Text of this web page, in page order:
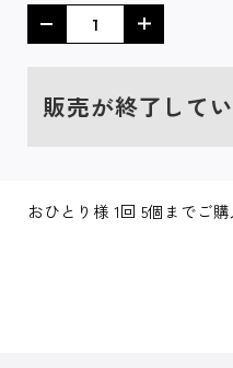
販売が終了して
おひとり様 1回 5個までご購